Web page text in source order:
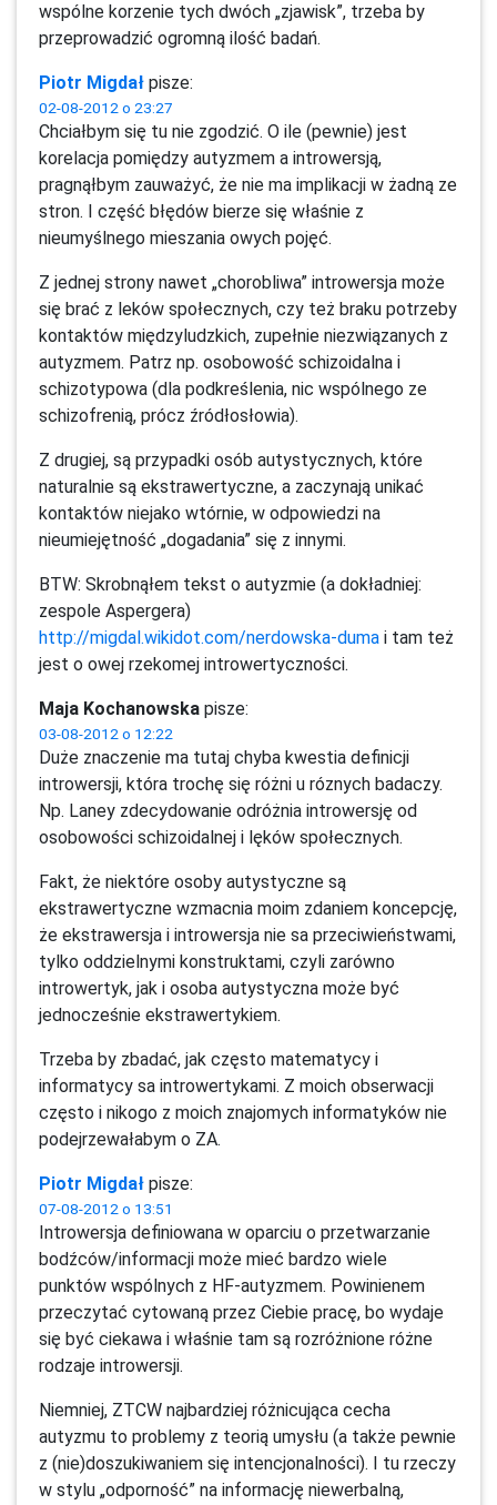
wspólne korzenie tych dwóch „zjawisk”, trzeba by
przeprowadzić ogromną ilość badań.
Piotr Migdał pisze:
02-08-2012 o 23:27
Chciałbym się tu nie zgodzić. O ile (pewnie) jest
korelacja pomiędzy autyzmem a introwersją,
pragnąłbym zauważyć, że nie ma implikacji w żadną ze
stron. I część błędów bierze się właśnie z
nieumyślnego mieszania owych pojęć.
Z jednej strony nawet „chorobliwa” introwersja może
się brać z leków społecznych, czy też braku potrzeby
kontaktów międzyludzkich, zupełnie niezwiązanych z
autyzmem. Patrz np. osobowość schizoidalna i
schizotypowa (dla podkreślenia, nic wspólnego ze
schizofrenią, prócz źródłosłowia).
Z drugiej, są przypadki osób autystycznych, które
naturalnie są ekstrawertyczne, a zaczynają unikać
kontaktów niejako wtórnie, w odpowiedzi na
nieumiejętność „dogadania” się z innymi.
BTW: Skrobnąłem tekst o autyzmie (a dokładniej:
zespole Aspergera)
http://migdal.wikidot.com/nerdowska-duma i tam też
jest o owej rzekomej introwertyczności.
Maja Kochanowska pisze:
03-08-2012 o 12:22
Duże znaczenie ma tutaj chyba kwestia definicji
introwersji, która trochę się różni u róznych badaczy.
Np. Laney zdecydowanie odróżnia introwersję od
osobowości schizoidalnej i lęków społecznych.
Fakt, że niektóre osoby autystyczne są
ekstrawertyczne wzmacnia moim zdaniem koncepcję,
że ekstrawersja i introwersja nie sa przeciwieństwami,
tylko oddzielnymi konstruktami, czyli zarówno
introwertyk, jak i osoba autystyczna może być
jednocześnie ekstrawertykiem.
Trzeba by zbadać, jak często matematycy i
informatycy sa introwertykami. Z moich obserwacji
często i nikogo z moich znajomych informatyków nie
podejrzewałabym o ZA.
Piotr Migdał pisze:
07-08-2012 o 13:51
Introwersja definiowana w oparciu o przetwarzanie
bodźców/informacji może mieć bardzo wiele
punktów wspólnych z HF-autyzmem. Powinienem
przeczytać cytowaną przez Ciebie pracę, bo wydaje
się być ciekawa i właśnie tam są rozróżnione różne
rodzaje introwersji.
Niemniej, ZTCW najbardziej różnicująca cecha
autyzmu to problemy z teorią umysłu (a także pewnie
z (nie)doszukiwaniem się intencjonalności). I tu rzeczy
w stylu „odporność” na informację niewerbalną,